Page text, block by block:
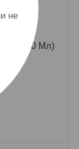
(10 Мл)
не